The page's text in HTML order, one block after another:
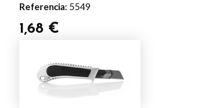
Referencia: 5549
1,68 €
Gruesly
cantidad